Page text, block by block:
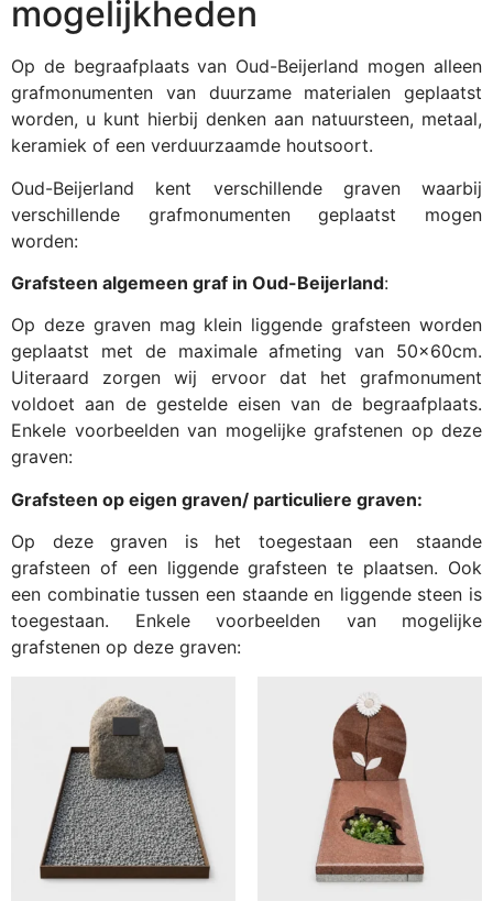
mogelijkheden
Op de begraafplaats van Oud-Beijerland mogen alleen
grafmonumenten van duurzame materialen geplaatst
worden, u kunt hierbij denken aan natuursteen, metaal,
keramiek of een verduurzaamde houtsoort.
Oud-Beijerland kent verschillende graven waarbij
verschillende grafmonumenten geplaatst mogen
worden:
Grafsteen algemeen graf in Oud-Beijerland:
Op deze graven mag klein liggende grafsteen worden
geplaatst met de maximale afmeting van 50x60cm.
Uiteraard zorgen wij ervoor dat het grafmonument
voldoet aan de gestelde eisen van de begraafplaats.
Enkele voorbeelden van mogelijke grafstenen op deze
graven:
Grafsteen op eigen graven/ particuliere graven:
Op deze graven is het toegestaan een staande
grafsteen of een liggende grafsteen te plaatsen. Ook
een combinatie tussen een staande en liggende steen is
toegestaan. Enkele voorbeelden van mogelijke
grafstenen op deze graven: